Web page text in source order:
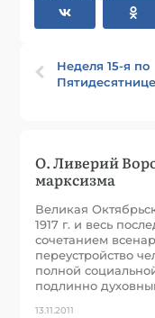
Неделя 15-я по
Пятидесятнице
О. Ливерий
марксизма
Великая
1917 г. и весь
сочетанием
переустройство
полной
подлинно
13.11.2011